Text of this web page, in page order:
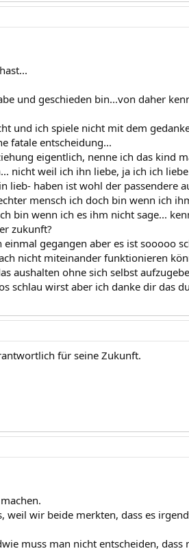
und geschieden bin...von daher
und ich spiele nicht mit dem
fatale entscheidung...
eigentlich, nenne ich das kind
nicht weil ich ihn liebe, ja ich ich
lieb- haben ist wohl der passendere
mensch ich doch bin wenn ich
bin wenn ich es ihm nicht sage...
zukunft?
gegangen aber es ist sooooo
nicht miteinander funktionieren
aushalten ohne sich selbst
schlau wirst aber ich danke dir das
für seine Zukunft.
weil wir beide merkten, dass es
muss man nicht entscheiden, dass